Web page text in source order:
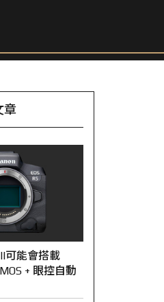
章
可能會搭載
+ 眼控自動